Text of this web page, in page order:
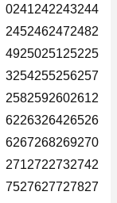
0241242243244
2452462472482
4925025125225
3254255256257
2582592602612
6226326426526
6267268269270
2712722732742
7527627727827